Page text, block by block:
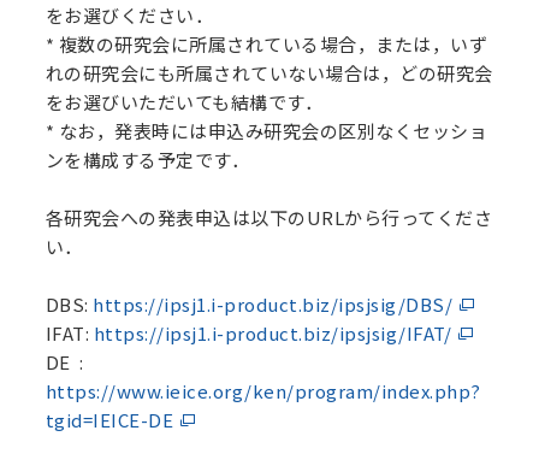
をお選びください．
* 複数の研究会に所属されている場合，または，いず
れの研究会にも所属されていない場合は，どの研究会
をお選びいただいても結構です．
* なお，発表時には申込み研究会の区別なくセッショ
ンを構成する予定です．
各研究会への発表申込は以下のURLから行ってくださ
い．
DBS: https://ipsj1.i-product.biz/ipsjsig/DBS/
IFAT: https://ipsj1.i-product.biz/ipsjsig/IFAT/
DE :
https://www.ieice.org/ken/program/index.php?
tgid=IEICE-DE